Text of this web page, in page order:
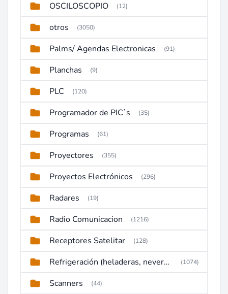
OSCILOSCOPIO (12)
otros (3050)
Palms/ Agendas Electronicas (91)
Planchas (9)
PLC (120)
Programador de PIC`s (35)
Programas (61)
Proyectores (355)
Proyectos Electrónicos (296)
Radares (19)
Radio Comunicacion (1216)
Receptores Satelitar (128)
Refrigeración (heladeras, neveras, congeladores) (1074)
Scanners (44)